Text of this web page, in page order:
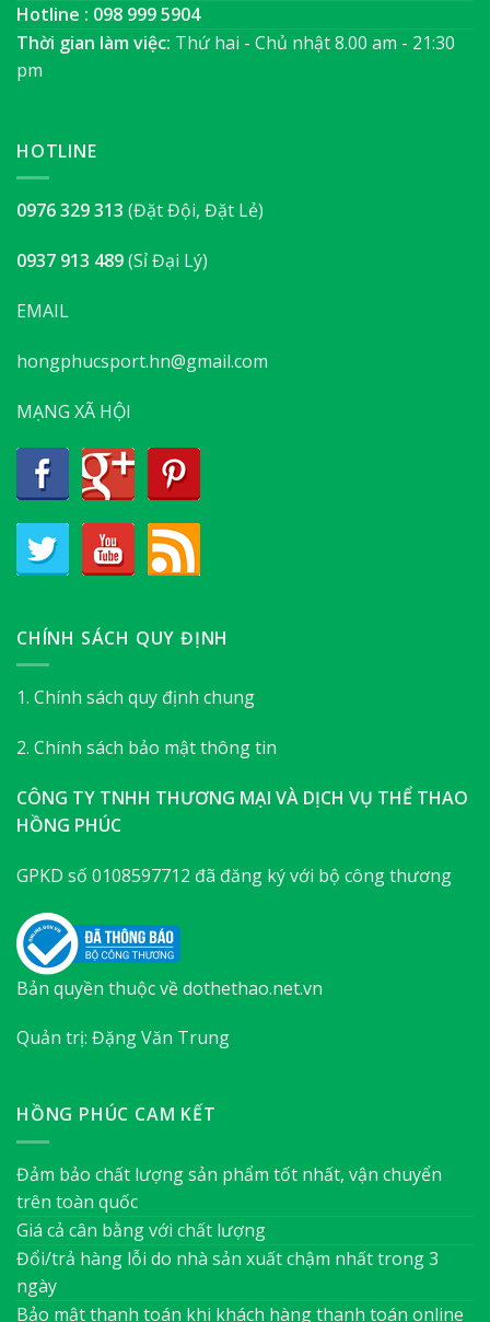
Hotline : 098 999 5904
Thời gian làm việc: Thứ hai - Chủ nhật 8.00 am - 21:30
pm
HOTLINE
0976 329 313 (Đặt Đội, Đặt Lẻ)
0937 913 489(Sỉ Đại Lý)
EMAIL
hongphucsport.hn@gmail.com
MẠNG XÃ HỘI
CHÍNH SÁCH QUY ĐỊNH
1. Chính sách quy định chung
2. Chính sách bảo mật thông tin
CÔNG TY TNHH THƯƠNG MẠI VÀ DỊCH VỤ THỂ THAO
HỒNG PHÚC
GPKD số 0108597712 đã đăng ký với bộ công thương
Bản quyền thuộc về dothethao.net.vn
Quản trị: Đặng Văn Trung
HỒNG PHÚC CAM KẾT
Đảm bảo chất lượng sản phẩm tốt nhất, vận chuyển
trên toàn quốc
Giá cả cân bằng với chất lượng
Đổi/trả hàng lỗi do nhà sản xuất chậm nhất trong 3
ngày
Bảo mật thanh toán khi khách hàng thanh toán online